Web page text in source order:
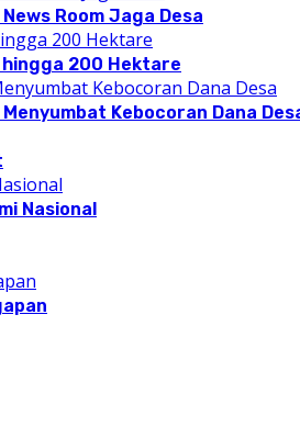
Room Jaga Desa
hingga 200 Hektare
Kebocoran Dana
Nasional